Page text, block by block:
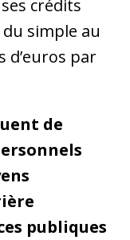
crédits
simple au
d’euros par
de
publiques